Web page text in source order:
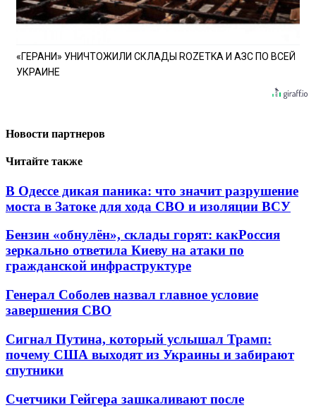
«ГЕРАНИ» УНИЧТОЖИЛИ СКЛАДЫ ROZETKA И АЗС ПО ВСЕЙ
УКРАИНЕ
Новости партнеров
Читайте также
В Одессе дикая паника: что значит разрушение
моста в Затоке для хода СВО и изоляции ВСУ
Бензин «обнулён», склады горят: какРоссия
зеркально ответила Киеву на атаки по
гражданской инфраструктуре
Генерал Соболев назвал главное условие
завершения СВО
Сигнал Путина, который услышал Трамп:
почему США выходят из Украины и забирают
спутники
Счетчики Гейгера зашкаливают после